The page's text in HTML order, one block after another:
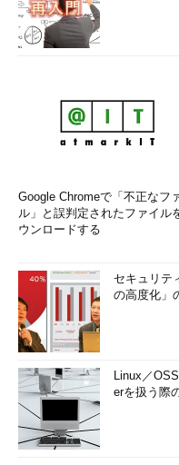
Google Chromeで「不正なフ
ル」と誤判定されたファイル
ウンロードする
セキュリテ
の高度化」
Linux／
erを扱う際